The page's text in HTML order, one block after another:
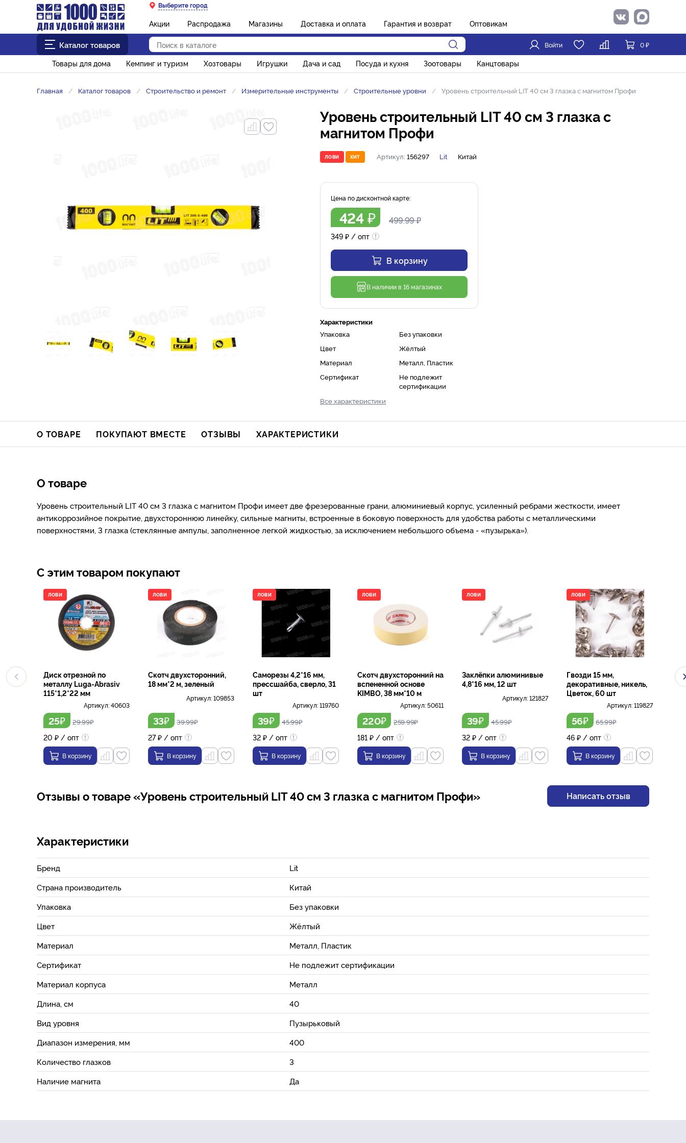
Войти 0₽
Выберите город
Акции Распродажа Магазины Доставка и оплата Гарантия и возврат Оптовикам
Каталог товаров
Товары для дома Кемпинг и туризм Хозтовары Игрушки Дача и сад Посуда и кухня Зоотовары Канцтовары
Главная Каталог товаров Строительство и ремонт Измерительные инструменты Строительные уровни Уровень строительный LIT 40 см 3 глазка с магнитом Профи
Уровень строительный LIT 40 см 3 глазка с
магнитом Профи
ЛОВИ ХИТ Артикул: 156297 Lit Китай
Цена по дисконтной карте:
424₽ 499.99₽
349 ₽ / опт
В корзину
В наличии в 16 магазинах
Характеристики
Упаковка
Без упаковки
Цвет
Жёлтый
Материал
Металл, Пластик
Сертификат
Не подлежит
сертификации
Все характеристики
О ТОВАРЕ ПОКУПАЮТ ВМЕСТЕ ОТЗЫВЫ ХАРАКТЕРИСТИКИ
О товаре
Уровень строительный LIT 40 см 3 глазка с магнитом Профи имеет две фрезерованные грани, алюминиевый корпус, усиленный ребрами жесткости, имеет
антикоррозийное покрытие, двухстороннюю линейку, сильные магниты, встроенные в боковую поверхность для удобства работы с металлическими
поверхностями, 3 глазка (стеклянные ампулы, заполненное легкой жидкостью, за исключением небольшого объема - «пузырька»).
С этим товаром покупают
ЛОВИ
Диск отрезной по
металлу Luga-Abrasiv
115*1,2*22 мм
Артикул:40603
25₽ 29.99₽
20 ₽/ опт
В корзину
ЛОВИ
Скотч двухсторонний,
18 мм*2 м, зеленый
Артикул:109853
33₽ 39.99₽
27₽/ опт
В корзину
ЛОВИ
Саморезы 4,2*16 мм,
прессшайба, сверло, 31
шт
Артикул:119760
39₽ 45.99₽
32 ₽/ опт
В корзину
ЛОВИ
Скотч двухсторонний на
вспененной основе
KIMBO, 38 мм*10 м
Артикул:50611
220₽ 259.99₽
181 ₽/ опт
В корзину
ЛОВИ
Заклёпки алюминивые
4,8*16 мм, 12 шт
Артикул:121827
39₽ 45.99₽
32 ₽/ опт
В корзину
ЛОВИ
Гвозди 15 мм,
декоративные, никель,
Цветок, 60 шт
Артикул:119827
56₽ 65.99₽
46 ₽/ опт
В корзину
Отзывы о товаре «Уровень строительный LIT 40 см 3 глазка с магнитом Профи» Написать отзыв
Характеристики
Бренд
Lit
Страна производитель
Китай
Упаковка
Без упаковки
Цвет
Жёлтый
Материал
Металл, Пластик
Сертификат
Не подлежит сертификации
Материал корпуса
Металл
Длина, см
40
Вид уровня
Пузырьковый
Диапазон измерения, мм
400
Количество глазков
3
Наличие магнита
Да